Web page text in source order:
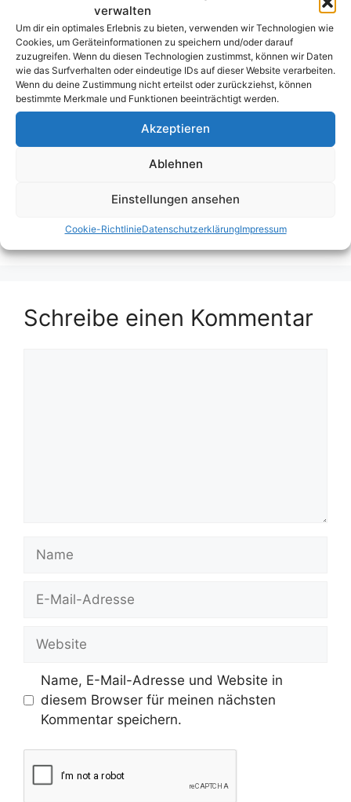
verwalten
Um dir ein optimales Erlebnis zu bieten, verwenden wir Technologien wie
Cookies, um Geräteinformationen zu speichern und/oder darauf
zuzugreifen. Wenn du diesen Technologien zustimmst, können wir Daten
wie das Surfverhalten oder eindeutige IDs auf dieser Website verarbeiten.
Wenn du deine Zustimmung nicht erteilst oder zurückziehst, können
bestimmte Merkmale und Funktionen beeinträchtigt werden.
Akzeptieren
Ablehnen
Einstellungen ansehen
Cookie-RichtlinieDatenschutzerklärungImpressum
aktuell rund 40 aktiven Mitspielern.
MLS-Tippspiel aufrufen
Kategorien
Blog,Kicktipp,Tippspielcorner
Kicktipp,Major League Soccer
USA
Schweiz: Super League unter den
laufstärksten Ligen
Schreibe einen Kommentar
Mail-
Name, E-Mail-Adresse und Website in
diesem Browser für meinen nächsten
Kommentar speichern.